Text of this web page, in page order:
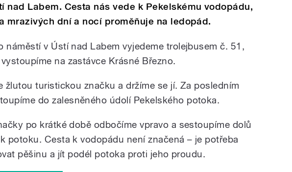
nad Labem. Cesta nás vede k Pekelskému vodopádu,
mrazivých dní a nocí proměňuje na ledopád.
náměstí v Ústí nad Labem vyjedeme trolejbusem č. 51,
na zastávce Krásné Březno.
žlutou turistickou značku a držíme se jí. Za posledním
do zalesněného údolí Pekelského potoka.
po krátké době odbočíme vpravo a sestoupíme dolů
potoku. Cesta k vodopádu není značená – je potřeba
pěšinu a jít podél potoka proti jeho proudu.